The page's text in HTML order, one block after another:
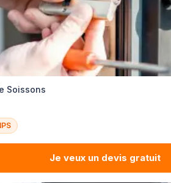
Soissons
Je veux un devis gratuit